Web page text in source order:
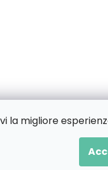
la migliore